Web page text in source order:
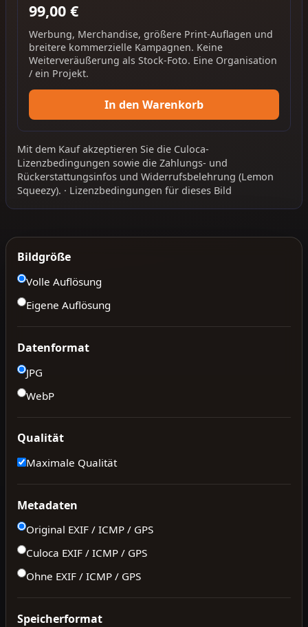
99,00 €
Werbung, Merchandise, größere Print-Auflagen und
breitere kommerzielle Kampagnen. Keine
Weiterveräußerung als Stock-Foto. Eine Organisation
/ ein Projekt.
In den Warenkorb
Mit dem Kauf akzeptieren Sie die Culoca-
Lizenzbedingungen sowie die Zahlungs- und
Rückerstattungsinfos und Widerrufsbelehrung (Lemon
Squeezy). · Lizenzbedingungen für dieses Bild
Bildgröße
Volle Auflösung
Eigene Auflösung
Datenformat
JPG
WebP
Qualität
Maximale Qualität
Metadaten
Original EXIF / ICMP / GPS
Culoca EXIF / ICMP / GPS
Ohne EXIF / ICMP / GPS
Speicherformat